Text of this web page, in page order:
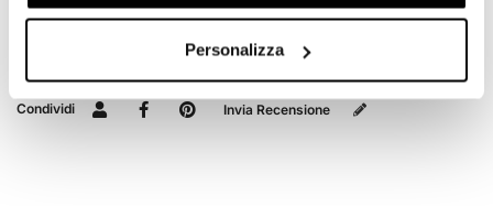
Personalizza
per poter scrivere la tua opinione.
Condividi Invia Recensione